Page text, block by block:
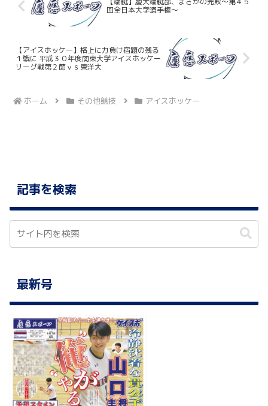
回全日本大学選手権～
【アイスホッケー】格上に力負け宿題の残る
１戦に 平成３０年度関東大学アイスホッケー
リーグ戦第２節ｖｓ東洋大
ホーム その他競技 アイスホッケー
記事を検索
最新号